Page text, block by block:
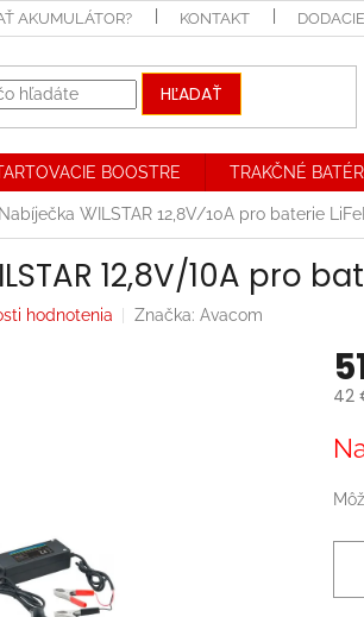
AKUMULÁTOR? KONTAKT
HĽADAŤ
BOOSTRE TRAKČNÉ
Nabíječka WILSTAR 12,8V/10A pro baterie
12,8V/10A pro
hodnotenia Značka: Avacom
42